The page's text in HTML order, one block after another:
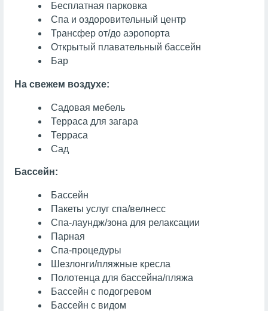
Бесплатная парковка
Спа и оздоровительный центр
Трансфер от/до аэропорта
Открытый плавательный бассейн
Бар
На свежем воздухе:
Садовая мебель
Терраса для загара
Терраса
Сад
Бассейн:
Бассейн
Пакеты услуг спа/велнесс
Спа-лаундж/зона для релаксации
Парная
Спа-процедуры
Шезлонги/пляжные кресла
Полотенца для бассейна/пляжа
Бассейн с подогревом
Бассейн с видом